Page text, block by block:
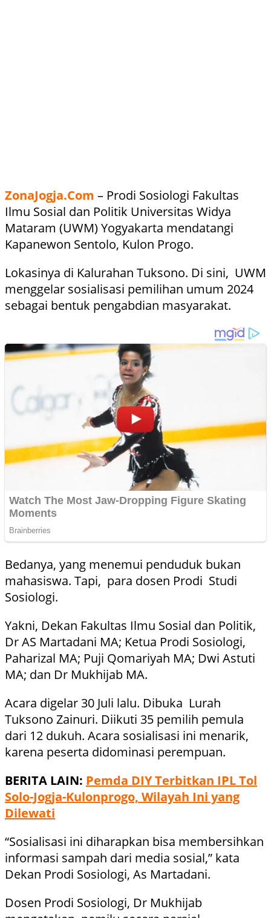
ZonaJogja.Com – Prodi Sosiologi Fakultas
Ilmu Sosial dan Politik Universitas Widya
Mataram (UWM) Yogyakarta mendatangi
Kapanewon Sentolo, Kulon Progo.
Lokasinya di Kalurahan Tuksono. Di sini, UWM
menggelar sosialisasi pemilihan umum 2024
sebagai bentuk pengabdian masyarakat.
Bedanya, yang menemui penduduk bukan
mahasiswa. Tapi, para dosen Prodi Studi
Sosiologi.
Yakni, Dekan Fakultas Ilmu Sosial dan Politik,
Dr AS Martadani MA; Ketua Prodi Sosiologi,
Paharizal MA; Puji Qomariyah MA; Dwi Astuti
MA; dan Dr Mukhijab MA.
Acara digelar 30 Juli lalu. Dibuka Lurah
Tuksono Zainuri. Diikuti 35 pemilih pemula
dari 12 dukuh. Acara sosialisasi ini menarik,
karena peserta didominasi perempuan.
BERITA LAIN: Pemda DIY Terbitkan IPL Tol
Solo-Jogja-Kulonprogo, Wilayah Ini yang
Dilewati
“Sosialisasi ini diharapkan bisa membersihkan
informasi sampah dari media sosial,” kata
Dekan Prodi Sosiologi, As Martadani.
Dosen Prodi Sosiologi, Dr Mukhijab